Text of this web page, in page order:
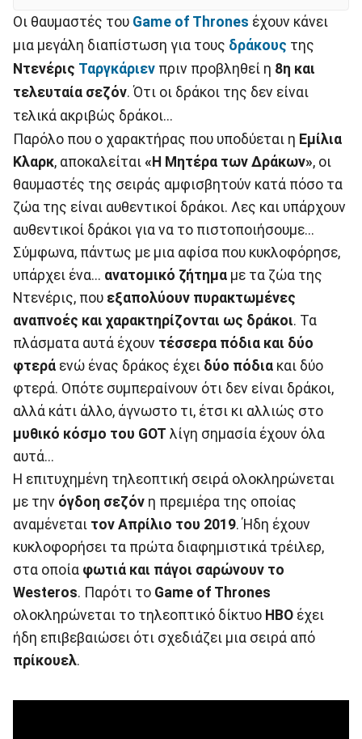
Οι θαυμαστές του Game of Thrones έχουν κάνει
μια μεγάλη διαπίστωση για τους δράκους της
Ντενέρις Ταργκάριεν πριν προβληθεί η 8η και
τελευταία σεζόν. Ότι οι δράκοι της δεν είναι
τελικά ακριβώς δράκοι...
Παρόλο που ο χαρακτήρας που υποδύεται η Εμίλια
Κλαρκ, αποκαλείται «Η Μητέρα των Δράκων», οι
θαυμαστές της σειράς αμφισβητούν κατά πόσο τα
ζώα της είναι αυθεντικοί δράκοι. Λες και υπάρχουν
αυθεντικοί δράκοι για να το πιστοποιήσουμε...
Σύμφωνα, πάντως με μια αφίσα που κυκλοφόρησε,
υπάρχει ένα... ανατομικό ζήτημα με τα ζώα της
Ντενέρις, που εξαπολύουν πυρακτωμένες
αναπνοές και χαρακτηρίζονται ως δράκοι. Τα
πλάσματα αυτά έχουν τέσσερα πόδια και δύο
φτερά ενώ ένας δράκος έχει δύο πόδια και δύο
φτερά. Οπότε συμπεραίνουν ότι δεν είναι δράκοι,
αλλά κάτι άλλο, άγνωστο τι, έτσι κι αλλιώς στο
μυθικό κόσμο του GOT λίγη σημασία έχουν όλα
αυτά...
Η επιτυχημένη τηλεοπτική σειρά ολοκληρώνεται
με την όγδοη σεζόν η πρεμιέρα της οποίας
αναμένεται τον Απρίλιο του 2019. Ήδη έχουν
κυκλοφορήσει τα πρώτα διαφημιστικά τρέιλερ,
στα οποία φωτιά και πάγοι σαρώνουν το
Westeros. Παρότι το Game of Thrones
ολοκληρώνεται το τηλεοπτικό δίκτυο HBO έχει
ήδη επιβεβαιώσει ότι σχεδιάζει μια σειρά από
πρίκουελ.